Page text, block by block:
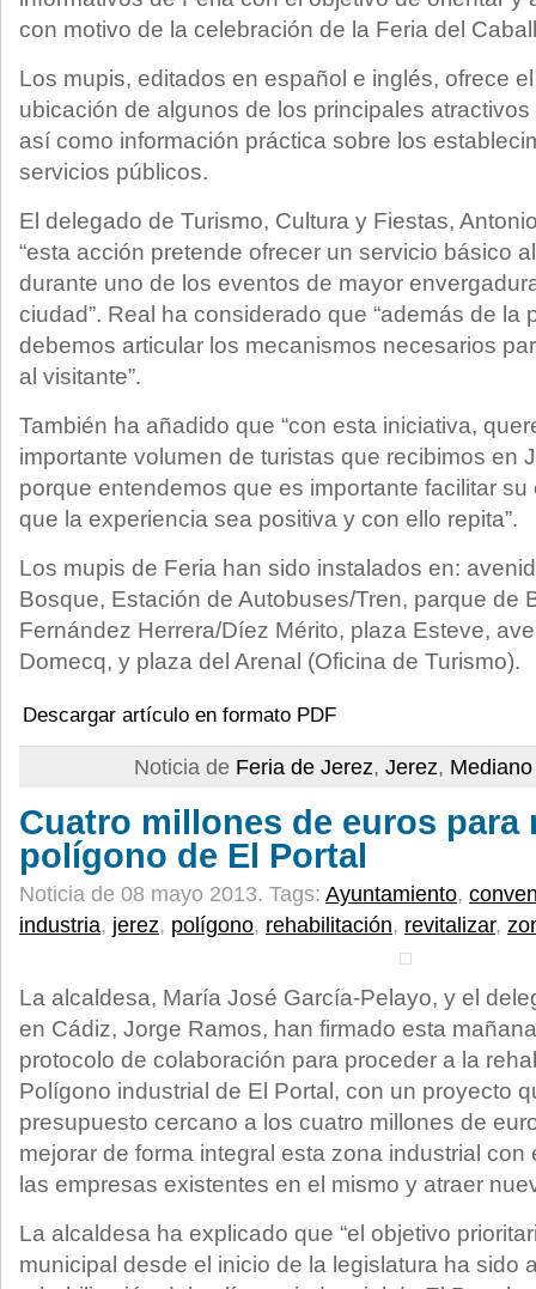
con motivo de la celebración de la Feria del
Los mupis, editados en español e inglés, ofrece
ubicación de algunos de los principales
así como información práctica sobre los
servicios públicos.
El delegado de Turismo, Cultura y Fiestas,
“esta acción pretende ofrecer un servicio básico
durante uno de los eventos de mayor
ciudad”. Real ha considerado que “además de la
debemos articular los mecanismos necesarios
al visitante”.
También ha añadido que “con esta iniciativa,
importante volumen de turistas que recibimos en
porque entendemos que es importante facilitar
que la experiencia sea positiva y con ello repita”.
Los mupis de Feria han sido instalados en:
Bosque, Estación de Autobuses/Tren, parque de
Fernández Herrera/Díez Mérito, plaza Esteve,
Domecq, y plaza del Arenal (Oficina de Turismo).
Descargar artículo en formato PDF
Noticia de Feria de Jerez, Jerez,
Cuatro millones de euros para
polígono de El Portal
Noticia de 08 mayo 2013. Tags: Ayuntamiento,
industria, jerez, polígono, rehabilitación, revitalizar,
La alcaldesa, María José García-Pelayo, y el
en Cádiz, Jorge Ramos, han firmado esta
protocolo de colaboración para proceder a la
Polígono industrial de El Portal, con un proyecto
presupuesto cercano a los cuatro millones de
mejorar de forma integral esta zona industrial con
las empresas existentes en el mismo y atraer
La alcaldesa ha explicado que “el objetivo
municipal desde el inicio de la legislatura ha sido